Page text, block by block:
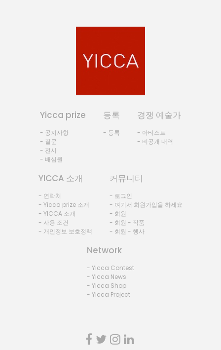
Yicca prize
- 공지사항
- 질문
- 전시
- 배심원
등록
- 등록
경쟁 예술가
- 아티스트
- 비공개 내역
YICCA 소개
- 연락처
- Yicca prize 소개
- YICCA 소개
- 사용 조건
- 개인정보 보호정책
커뮤니티
- 로그인
- 여기서 회원가입을 하세요
- 회원
- 회원 - 작품
- 회원 - 행사
Network
- Yicca Contest
- Yicca News
- Yicca Shop
- Yicca Project